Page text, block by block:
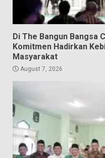
Di The Bangun Bangsa
Komitmen Hadirkan
Masyarakat
August 7, 2026